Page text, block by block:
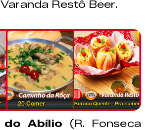
Restô Beer.
do Abílio (R. Fonseca